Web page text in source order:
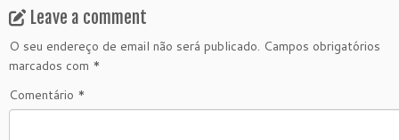
Leave a comment
O seu endereço de email não será publicado. Campos obrigatórios
marcados com *
Comentário *